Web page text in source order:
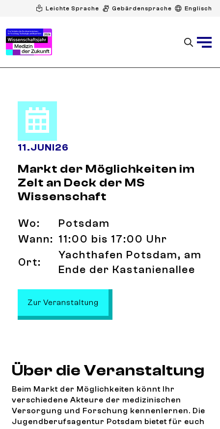
Leichte Sprache Gebärdensprache Englisch
11.JUNI26
Markt der Möglichkeiten im
Zelt an Deck der MS
Wissenschaft
Wo:
Potsdam
Wann: 11:00 bis 17:00 Uhr
Ort:
Yachthafen Potsdam, am
Ende der Kastanienallee
Zur Veranstaltung
Über die Veranstaltung
Beim Markt der Möglichkeiten könnt Ihr
verschiedene Akteure der medizinischen
Versorgung und Forschung kennenlernen. Die
Jugendberufsagentur Potsdam bietet für euch